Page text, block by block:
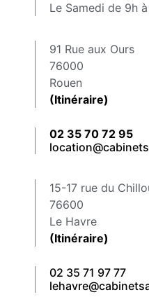
Le Samedi de 9h
91 Rue aux Ours
76000
Rouen
(Itinéraire)
02 35 70 72 95
15-17 rue du
76600
Le Havre
(Itinéraire)
02 35 71 97 77